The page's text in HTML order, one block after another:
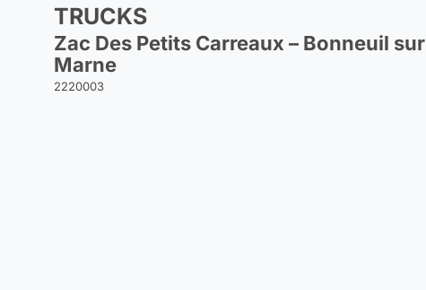
TRUCKS
Zac Des Petits Carreaux – Bonneuil sur
Marne
2220003